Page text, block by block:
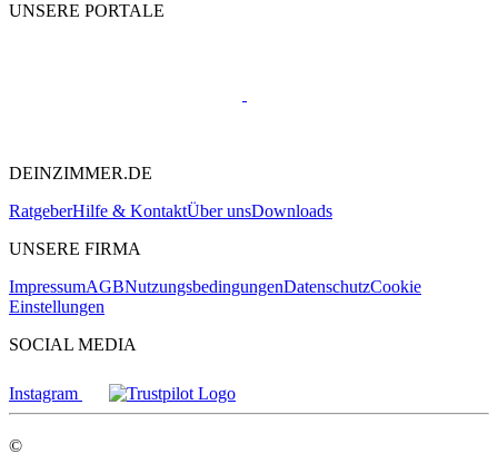
UNSERE PORTALE
DEINZIMMER.DE
RatgeberHilfe & KontaktÜber unsDownloads
UNSERE FIRMA
ImpressumAGBNutzungsbedingungenDatenschutzCookie
Einstellungen
SOCIAL MEDIA
Instagram
©